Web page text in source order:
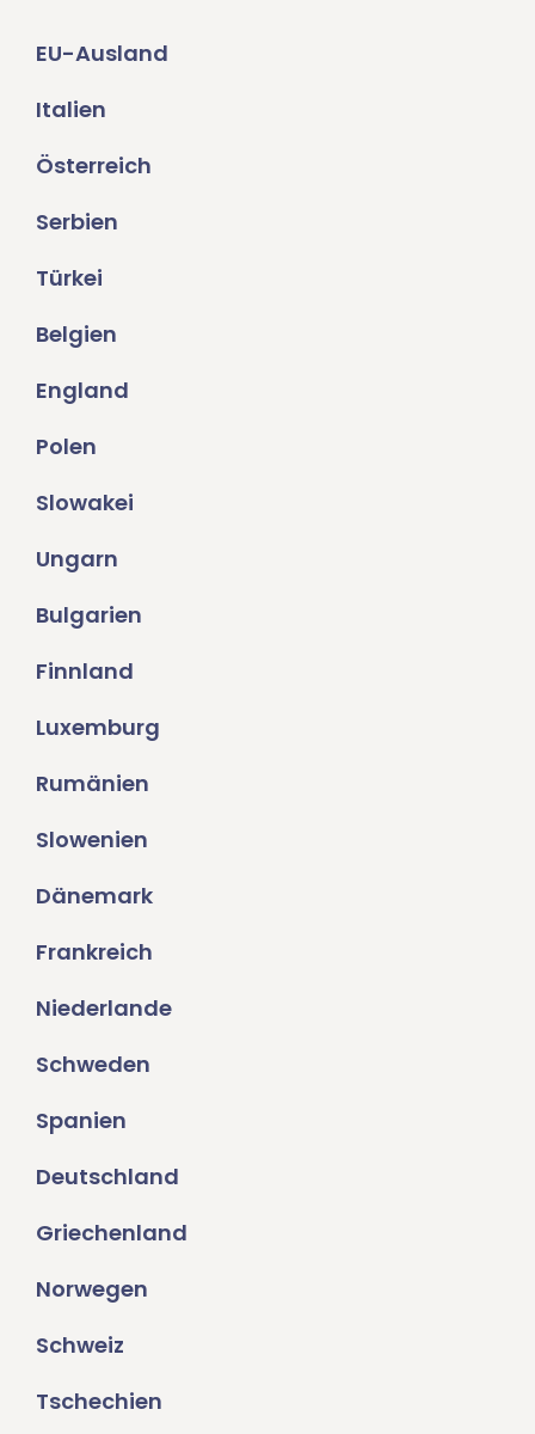
EU-Ausland
Italien
Österreich
Serbien
Türkei
Belgien
England
Polen
Slowakei
Ungarn
Bulgarien
Finnland
Luxemburg
Rumänien
Slowenien
Dänemark
Frankreich
Niederlande
Schweden
Spanien
Deutschland
Griechenland
Norwegen
Schweiz
Tschechien